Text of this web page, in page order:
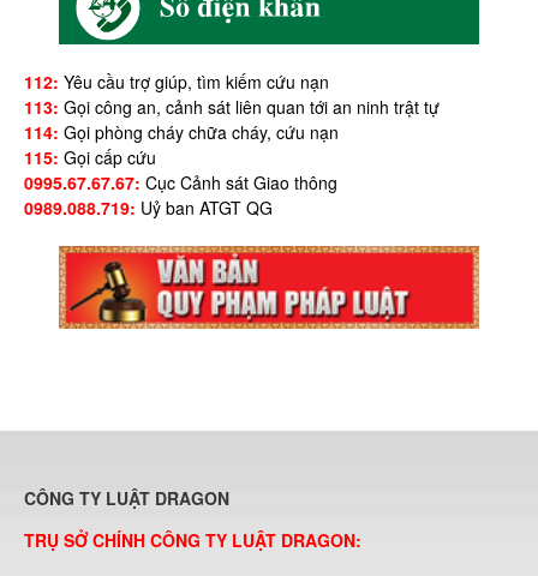
112: Yêu cầu trợ giúp, tìm kiếm cứu nạn
113: Gọi công an, cảnh sát liên quan tới an ninh trật tự
114: Gọi phòng cháy chữa cháy, cứu nạn
115: Gọi cấp cứu
0995.67.67.67: Cục Cảnh sát Giao thông
0989.088.719: Uỷ ban ATGT QG
CÔNG TY LUẬT DRAGON
TRỤ SỞ CHÍNH CÔNG TY LUẬT DRAGON: